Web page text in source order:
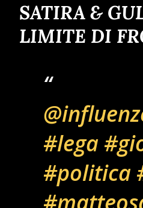
SATIRA &
LIMITE DI
#lega
#politica